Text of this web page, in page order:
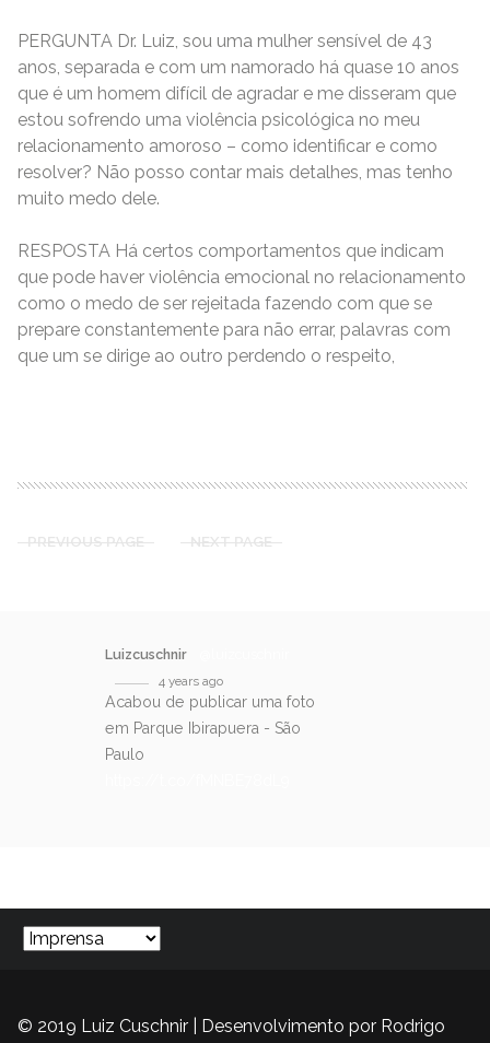
PERGUNTA Dr. Luiz, sou uma mulher sensível de 43
anos, separada e com um namorado há quase 10 anos
que é um homem difícil de agradar e me disseram que
estou sofrendo uma violência psicológica no meu
relacionamento amoroso – como identificar e como
resolver? Não posso contar mais detalhes, mas tenho
muito medo dele.
RESPOSTA Há certos comportamentos que indicam
que pode haver violência emocional no relacionamento
como o medo de ser rejeitada fazendo com que se
prepare constantemente para não errar, palavras com
que um se dirige ao outro perdendo o respeito,
PREVIOUS PAGE NEXT PAGE
Luizcuschnir
4 years ago
Acabou de publicar uma foto
em Parque Ibirapuera - São
Paulo
© 2019 Luiz Cuschnir | Desenvolvimento por Rodrigo